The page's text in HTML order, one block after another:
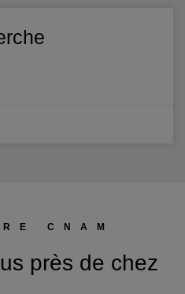
CNAM
près de chez